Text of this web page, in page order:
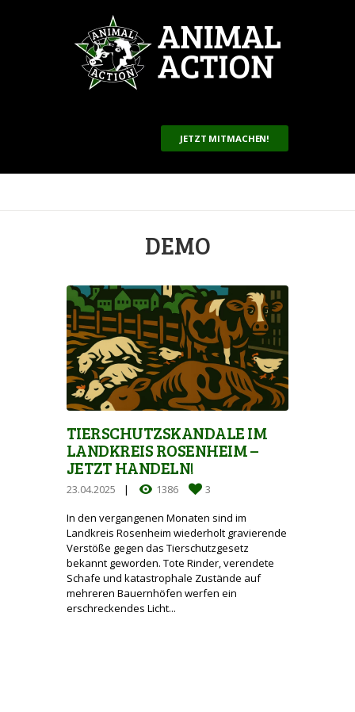
JETZT MITMACHEN!
DEMO
TIERSCHUTZSKANDALE IM
LANDKREIS ROSENHEIM –
JETZT HANDELN!
23.04.2025 1386 3
In den vergangenen Monaten sind im
Landkreis Rosenheim wiederholt gravierende
Verstöße gegen das Tierschutzgesetz
bekannt geworden. Tote Rinder, verendete
Schafe und katastrophale Zustände auf
mehreren Bauernhöfen werfen ein
erschreckendes Licht...